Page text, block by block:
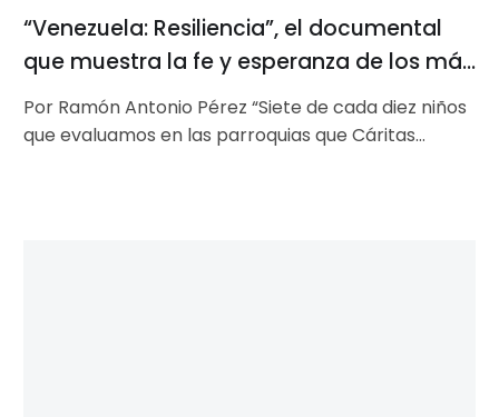
necesitados
“Venezuela: Resiliencia”, el documental
que muestra la fe y esperanza de los más
necesitados
Por Ramón Antonio Pérez “Siete de cada diez niños
que evaluamos en las parroquias que Cáritas